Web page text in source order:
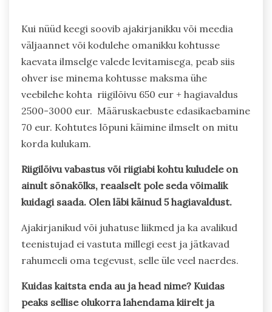
Kui nüüd keegi soovib ajakirjanikku või meedia
väljaannet või kodulehe omanikku kohtusse
kaevata ilmselge valede levitamisega, peab siis
ohver ise minema kohtusse maksma ühe
veebilehe kohta riigilõivu 650 eur + hagiavaldus
2500-3000 eur. Määruskaebuste edasikaebamine
70 eur. Kohtutes lõpuni käimine ilmselt on mitu
korda kulukam.
Riigilõivu vabastus või riigiabi kohtu kuludele on
ainult sõnakõlks, reaalselt pole seda võimalik
kuidagi saada. Olen läbi käinud 5 hagiavaldust.
Ajakirjanikud või juhatuse liikmed ja ka avalikud
teenistujad ei vastuta millegi eest ja jätkavad
rahumeeli oma tegevust, selle üle veel naerdes.
Kuidas kaitsta enda au ja head nime? Kuidas
peaks sellise olukorra lahendama kiirelt ja